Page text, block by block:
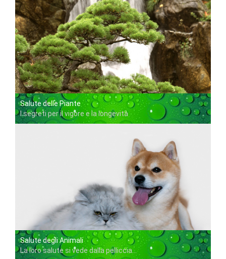
Salute delle Piante
I segreti per il vigore e la longevità
Salute degli Animali
La loro salute si vede dalla pelliccia...